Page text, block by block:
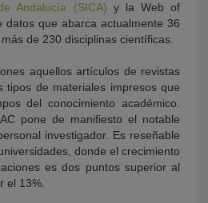
Andalucía (SICA) y la Web of
datos que abarca actualmente 36
de 230 disciplinas científicas.
aquellos artículos de revistas
tipos de materiales impresos que
del conocimiento académico.
pone de manifiesto el notable
investigador. Es reseñable
donde el crecimiento
es dos puntos superior al
el 13%.